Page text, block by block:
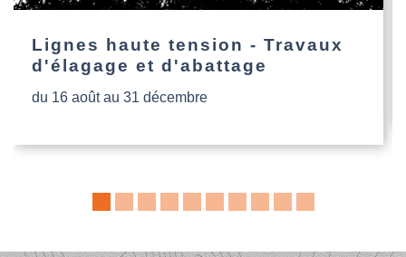
Lignes haute tension - Travaux
d'élagage et d'abattage
du 16 août au 31 décembre